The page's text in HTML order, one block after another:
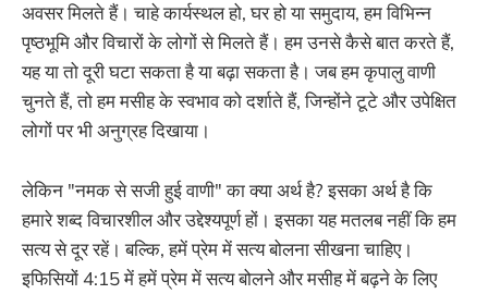
अवसर मिलते हैं। चाहे कार्यस्थल हो, घर हो या समुदाय, हम विभिन्न
पृष्ठभूमि और विचारों के लोगों से मिलते हैं। हम उनसे कैसे बात करते हैं,
यह या तो दूरी घटा सकता है या बढ़ा सकता है। जब हम कृपालु वाणी
चुनते हैं, तो हम मसीह के स्वभाव को दर्शाते हैं, जिन्होंने टूटे और उपेक्षित
लोगों पर भी अनुग्रह दिखाया।
लेकिन "नमक से सजी हुई वाणी" का क्या अर्थ है? इसका अर्थ है कि
हमारे शब्द विचारशील और उद्देश्यपूर्ण हों। इसका यह मतलब नहीं कि हम
सत्य से दूर रहें। बल्कि, हमें प्रेम में सत्य बोलना सीखना चाहिए।
इफिसियों 4:15 में हमें प्रेम में सत्य बोलने और मसीह में बढ़ने के लिए